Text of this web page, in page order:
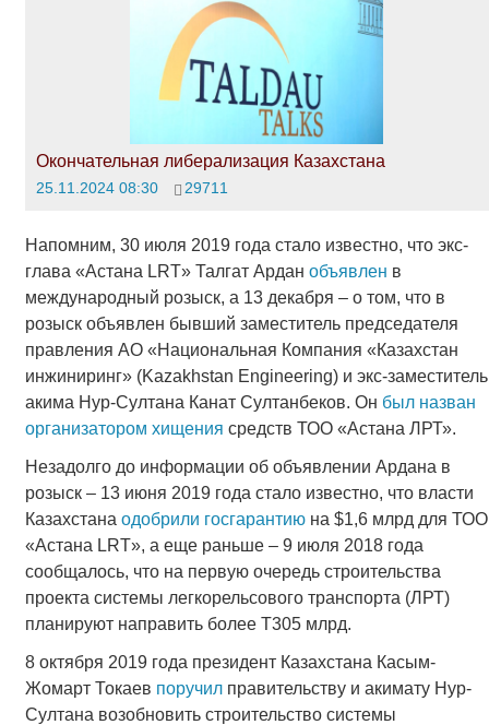
Окончательная либерализация Казахстана
25.11.2024 08:30 29711
Напомним, 30 июля 2019 года стало известно, что экс-
глава «Астана LRT» Талгат Ардан объявлен в
международный розыск, а 13 декабря – о том, что в
розыск объявлен бывший заместитель председателя
правления АО «Национальная Компания «Казахстан
инжиниринг» (Kazakhstan Engineering) и экс-заместитель
акима Нур-Султана Канат Султанбеков. Он был назван
организатором хищения средств ТОО «Астана ЛРТ».
Незадолго до информации об объявлении Ардана в
розыск – 13 июня 2019 года стало известно, что власти
Казахстана одобрили госгарантиюна $1,6 млрд для ТОО
«Астана LRT», а еще раньше – 9 июля 2018 года
сообщалось, что на первую очередь строительства
проекта системы легкорельсового транспорта (ЛРТ)
планируют направить более Т305 млрд.
8 октября 2019 года президент Казахстана Касым-
Жомарт Токаев поручилправительству и акимату Нур-
Султана возобновить строительство системы